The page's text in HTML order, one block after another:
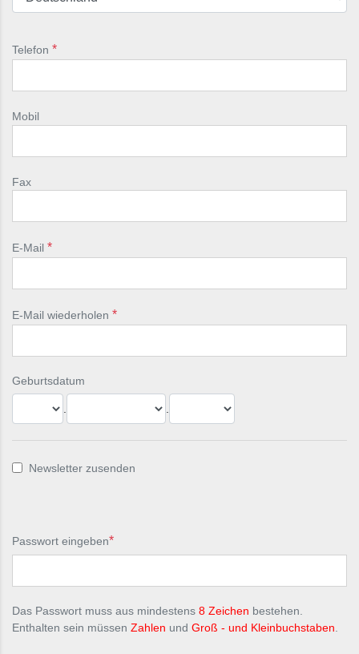
Telefon
Mobil
Fax
E-Mail
E-Mail wiederholen
Geburtsdatum
. .
Newsletter zusenden
Passwort eingeben
Das Passwort muss aus mindestens 8 Zeichen bestehen.
Enthalten sein müssen Zahlen und Groß - und Kleinbuchstaben